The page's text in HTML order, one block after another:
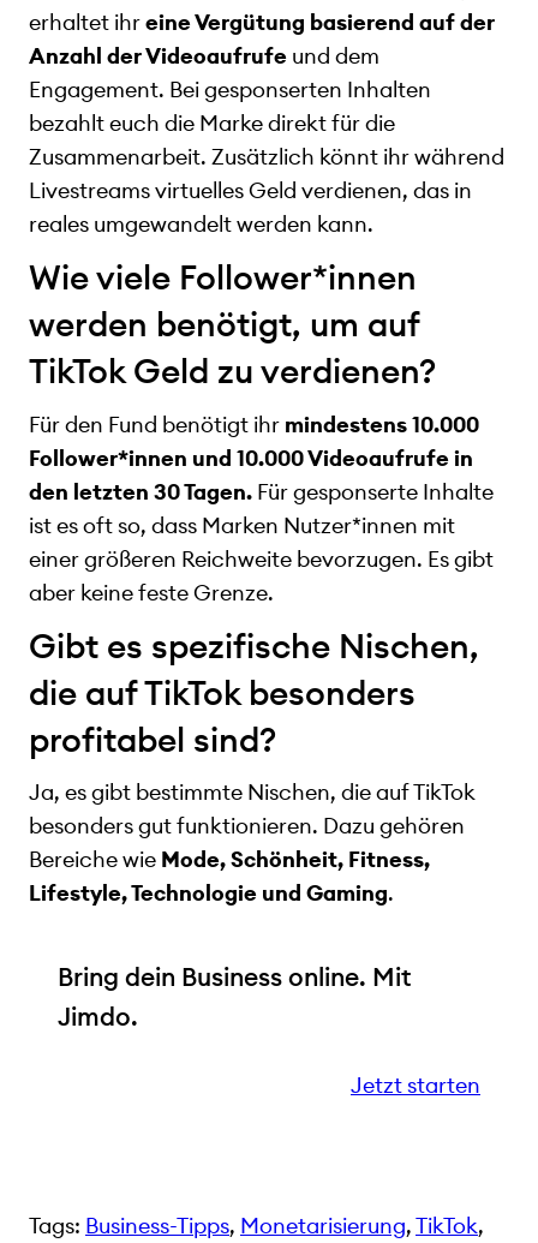
erhaltet ihreine Vergütung basierend auf der
Anzahl der Videoaufrufe und dem
Engagement. Bei gesponserten Inhalten
bezahlt euch die Marke direkt für die
Zusammenarbeit. Zusätzlich könnt ihr während
Livestreams virtuelles Geld verdienen, das in
reales umgewandelt werden kann.
Wie viele Follower*innen
werden benötigt, um auf
TikTok Geld zu verdienen?
Für den Fund benötigt ihr mindestens 10.000
Follower*innen und 10.000 Videoaufrufe in
den letzten 30 Tagen. Für gesponserte Inhalte
ist es oft so, dass Marken Nutzer*innen mit
einer größeren Reichweite bevorzugen. Es gibt
aber keine feste Grenze.
Gibt es spezifische Nischen,
die auf TikTok besonders
profitabel sind?
Ja, es gibt bestimmte Nischen, die auf TikTok
besonders gut funktionieren. Dazu gehören
Bereiche wie Mode, Schönheit, Fitness,
Lifestyle, Technologie und Gaming.
Bring dein Business online. Mit
Jimdo.
Jetzt starten
Tags: Business-Tipps, Monetarisierung, TikTok